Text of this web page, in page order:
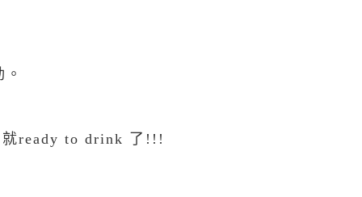
ready to drink 了 !!!